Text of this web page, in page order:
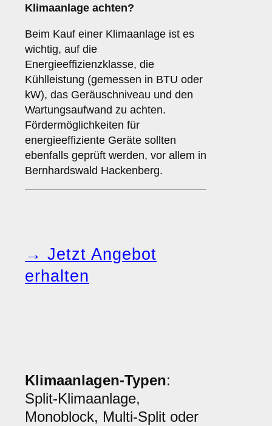
Klimaanlage achten?
Beim Kauf einer Klimaanlage ist es
wichtig, auf die
Energieeffizienzklasse, die
Kühlleistung (gemessen in BTU oder
kW), das Geräuschniveau und den
Wartungsaufwand zu achten.
Fördermöglichkeiten für
energieeffiziente Geräte sollten
ebenfalls geprüft werden, vor allem in
Bernhardswald Hackenberg.
→ Jetzt Angebot
erhalten
Klimaanlagen-Typen:
Split-Klimaanlage,
Monoblock, Multi-Split oder